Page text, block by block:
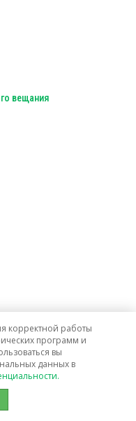
вещания
услуг связи в г. о.
корректной работы
программ и
вы
данных в